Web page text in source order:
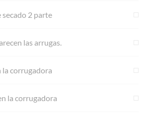
secado 2 parte
las arrugas.
la corrugadora
la corrugadora